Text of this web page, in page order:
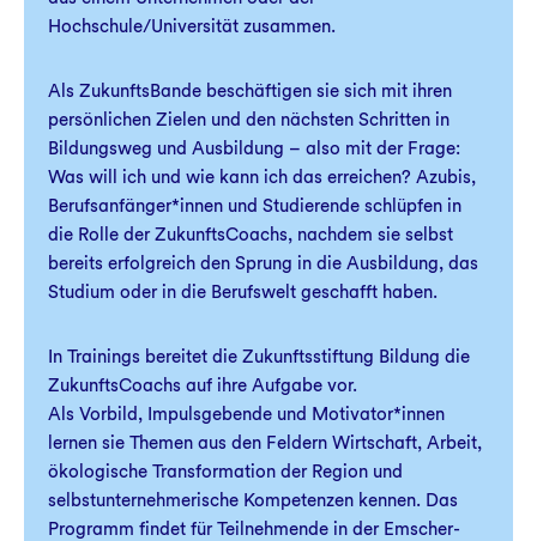
Hochschule/Universität zusammen.
Als ZukunftsBande beschäftigen sie sich mit ihren
persönlichen Zielen und den nächsten Schritten in
Bildungsweg und Ausbildung – also mit der Frage:
Was will ich und wie kann ich das erreichen? Azubis,
Berufsanfänger*innen und Studierende schlüpfen in
die Rolle der ZukunftsCoachs, nachdem sie selbst
bereits erfolgreich den Sprung in die Ausbildung, das
Studium oder in die Berufswelt geschafft haben.
In Trainings bereitet die Zukunftsstiftung Bildung die
ZukunftsCoachs auf ihre Aufgabe vor.
Als Vorbild, Impulsgebende und Motivator*innen
lernen sie Themen aus den Feldern Wirtschaft, Arbeit,
ökologische Transformation der Region und
selbstunternehmerische Kompetenzen kennen. Das
Programm findet für Teilnehmende in der Emscher-